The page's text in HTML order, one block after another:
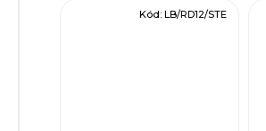
Kód: LB/RD12/STE